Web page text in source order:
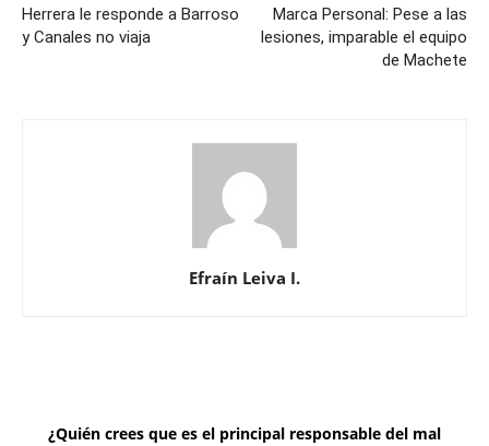
Herrera le responde a Barroso
y Canales no viaja
Marca Personal: Pese a las
lesiones, imparable el equipo
de Machete
Efraín Leiva I.
¿Quién crees que es el principal responsable del mal